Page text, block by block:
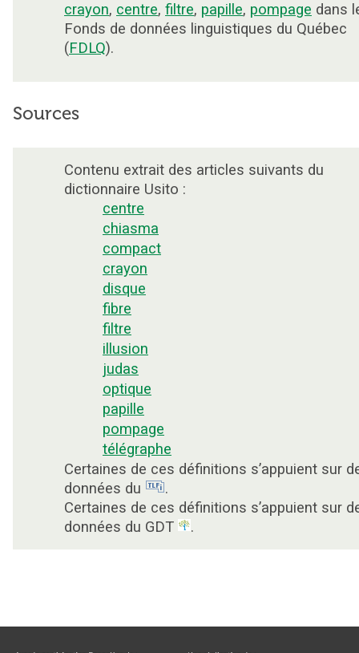
crayon, centre, filtre, papille, pompage dans
Fonds de données linguistiques du Québec
(FDLQ).
Sources
Contenu extrait des articles suivants du
dictionnaire Usito :
centre
chiasma
compact
crayon
disque
fibre
filtre
illusion
judas
optique
papille
pompage
télégraphe
Certaines de ces définitions s’appuient sur
données du
.
Certaines de ces définitions s’appuient sur
données du GDT
.